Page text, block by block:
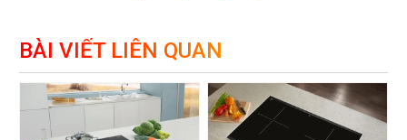
BÀI VIẾT LIÊN QUAN